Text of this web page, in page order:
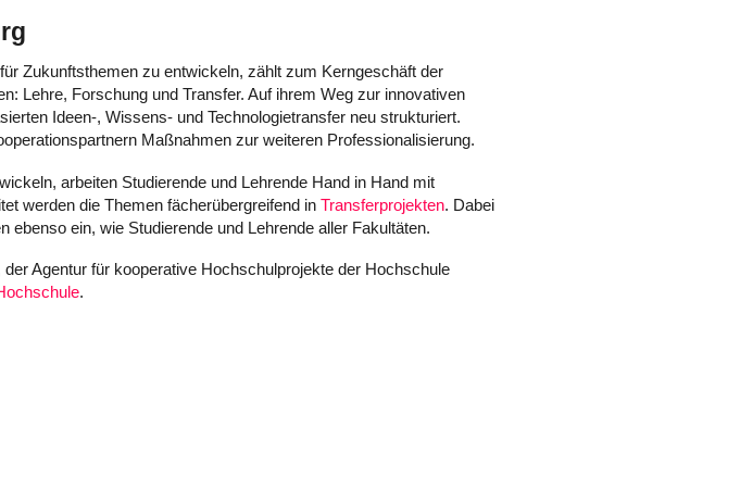
Zukunftsthemen zu entwickeln, zählt zum Kerngeschäft der
Lehre, Forschung und Transfer. Auf ihrem Weg zur innovativen
Ideen-, Wissens- und Technologietransfer neu strukturiert.
Maßnahmen zur weiteren Professionalisierung.
arbeiten Studierende und Lehrende Hand in Hand mit
werden die Themen fächerübergreifend inTransferprojekten. Dabei
ein, wie Studierende und Lehrende aller Fakultäten.
der Agentur für kooperative Hochschulprojekte der Hochschule
.